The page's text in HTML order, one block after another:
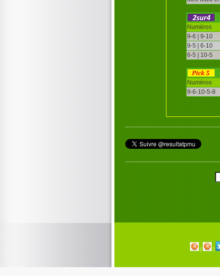
Numéros
9-6 | 9-10
9-5 | 6-10
6-5 | 10-5
Numéros
9-6-10-5-8
| |